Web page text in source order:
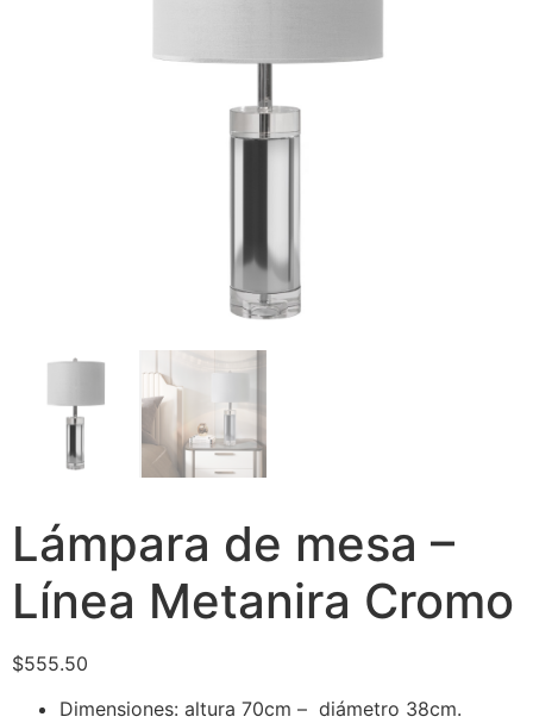
Lámpara de mesa –
Línea Metanira Cromo
$555.50
Dimensiones: altura 70cm – diámetro 38cm.